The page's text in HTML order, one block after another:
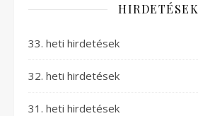
HIRDETÉSEK
33. heti hirdetések
32. heti hirdetések
31. heti hirdetések